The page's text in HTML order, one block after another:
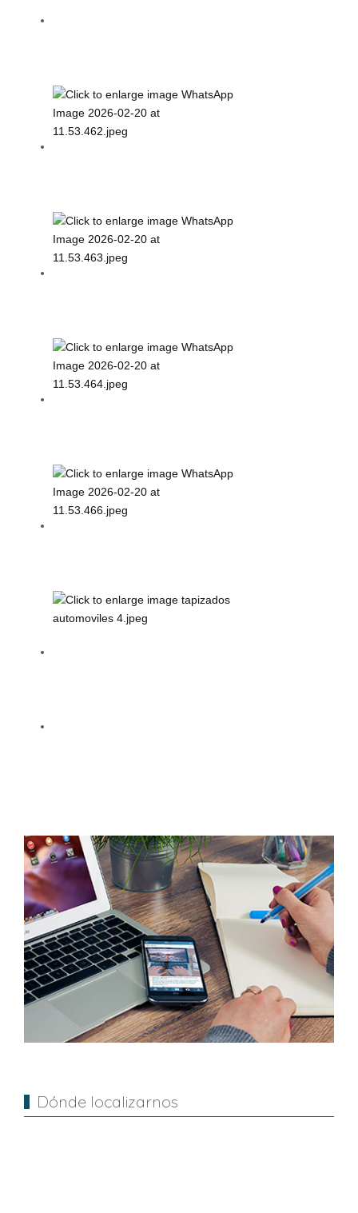
Dónde localizarnos